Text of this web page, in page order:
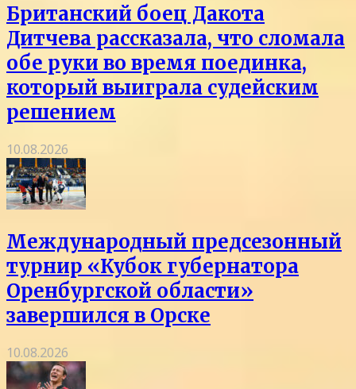
Британский боец Дакота
Дитчева рассказала, что сломала
обе руки во время поединка,
который выиграла судейским
решением
10.08.2026
Международный предсезонный
турнир «Кубок губернатора
Оренбургской области»
завершился в Орске
10.08.2026